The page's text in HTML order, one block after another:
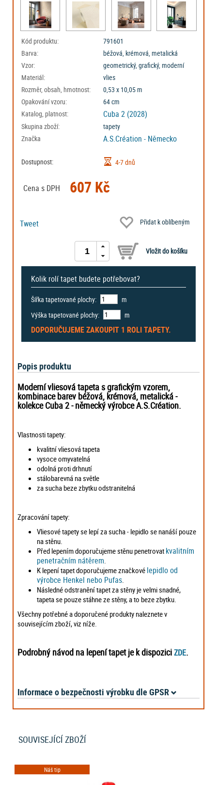
Kód produktu:
791601
Barva:
béžová, krémová, metalická
Vzor:
geometrický, grafický, moderní
Materiál:
vlies
Rozměr, obsah, hmotnost:
0,53 x 10,05 m
Opakování vzoru:
64 cm
Katalog, platnost:
Cuba 2 (2028)
Skupina zboží:
tapety
Značka
A.S.Création - Německo
Dostupnost: 4-7 dnů
Cena s DPH 607 Kč
Tweet Přidat k oblíbeným
Kolik rolí tapet budete potřebovat?
Šířka tapetované plochy:
m
Výška tapetované plochy:
m
DOPORUČUJEME ZAKOUPIT 1 ROLITAPETY.
Popis produktu
Moderní vliesová tapeta s grafickým vzorem,
kombinace barev béžová, krémová, metalická -
kolekce Cuba 2 -německý výrobceA.S.Création.
Vlastnosti tapety:
kvalitní vliesová tapeta
vysoce omyvatelná
odolná proti drhnutí
stálobarevná na světle
za sucha beze zbytku odstranitelná
Zpracování tapety:
Vliesové tapety se lepí za sucha - lepidlo se nanáší pouze
na stěnu.
Před lepením doporučujeme stěnu penetrovat kvalitním
penetračním nátěrem
K lepení tapet doporučujeme značkové lepidlo od
výrobce Henkel nebo Pufas
Následné odstranění tapet za stěny je velmi snadné,
tapeta se pouze stáhne ze stěny, a to beze zbytku.
Všechny potřebné a doporučené produkty naleznete v
souvisejícím zboží, viz níže.
Podrobný návod na lepení tapet je k dispoziciZDE.
Informace o bezpečnosti výrobku dle GPSR
SOUVISEJÍCÍ ZBOŽÍ
Náš tip